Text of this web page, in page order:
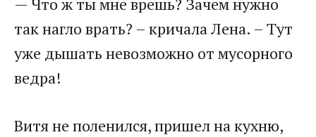
— Что ж ты мне врешь? Зачем нужно
так нагло врать? – кричала Лена. – Тут
уже дышать невозможно от мусорного
ведра!
Витя не поленился, пришел на кухню,